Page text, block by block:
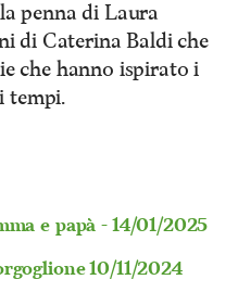
penna di Laura
di Caterina Baldi che
che hanno ispirato i
tempi.
e papà - 14/01/2025
10/11/2024